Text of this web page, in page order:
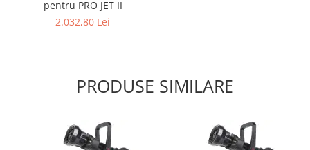
pentru PRO JET II
2.032,80 Lei
PRODUSE SIMILARE